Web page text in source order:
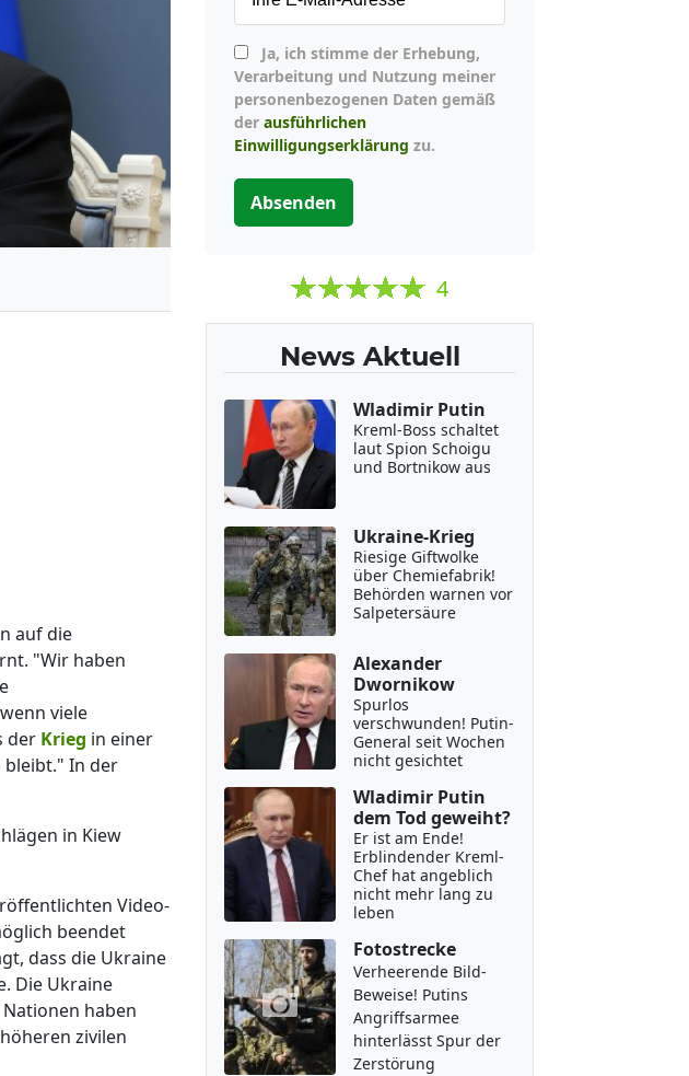
auf die
"Wir haben
viele
der Krieg in einer
bleibt." In der
in Kiew
Video-
beendet
dass die Ukraine
Die Ukraine
haben
zivilen
Verarbeitung und Nutzung meiner
personenbezogenen Daten gemäß
der ausführlichen
Einwilligungserklärung zu.
Absenden
4
News Aktuell
Wladimir Putin
Kreml-Boss schaltet
laut Spion Schoigu
und Bortnikow aus
Ukraine-Krieg
Riesige Giftwolke
über Chemiefabrik!
Behörden warnen vor
Salpetersäure
Alexander
Dwornikow
Spurlos
verschwunden! Putin-
General seit Wochen
nicht gesichtet
Wladimir Putin
dem Tod geweiht?
Er ist am Ende!
Erblindender Kreml-
Chef hat angeblich
nicht mehr lang zu
leben
Fotostrecke
Verheerende Bild-
Beweise! Putins
Angriffsarmee
hinterlässt Spur der
Zerstörung